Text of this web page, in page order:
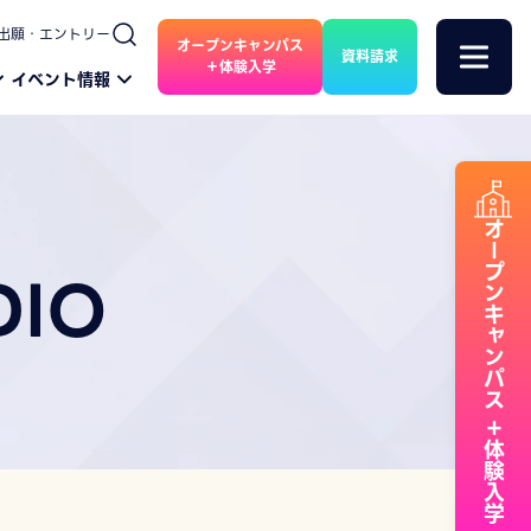
願・エントリー
イベント情報
オープンキャンパス
＋体験入学
資料請求
オープンキャンパス
＋体験入学